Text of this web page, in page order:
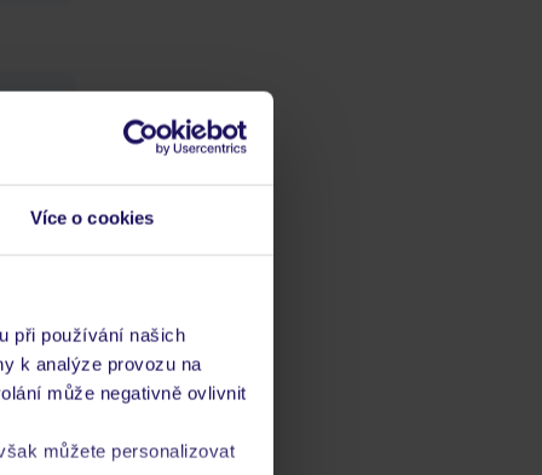
Více o cookies
při používání našich
k analýze provozu na
může negativně ovlivnit
můžete personalizovat